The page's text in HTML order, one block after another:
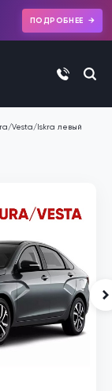
ПОДРОБНЕЕ
+7 (495)
Vesta/Iskra левый